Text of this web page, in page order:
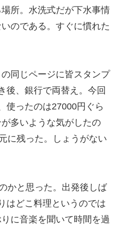
所。水洗式だが下水事情
のである。すぐに慣れた
同じページに皆スタンプ
後、銀行で両替え。今回
使ったのは27000円ぐら
多いような気がしたの
に残った。しょうがない
かと思った。出発後しば
はどこ料理というのでは
に音楽を聞いて時間を過